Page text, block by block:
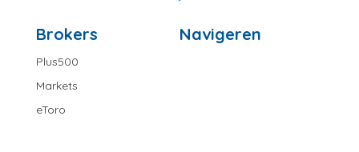
Brokers
Plus500
Markets
eToro
Navigeren